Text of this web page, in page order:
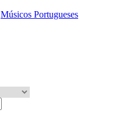
Músicos Portugueses